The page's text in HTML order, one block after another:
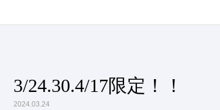
3/24.30.4/17限定！！
2024.03.24